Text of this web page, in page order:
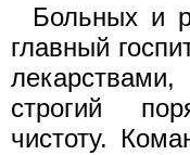
Больных и
главный
строгий
чистоту.